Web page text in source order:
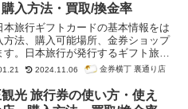
購入方法・買取/換金率
旅行ギフトカードの基本情報をは
法、購入可能場所、金券ショップ
。日本旅行が発行するギフト旅行
円、1万円の3種類ある、金券タイ
。なお、旅行券・ギフトカード共
た、日本旅行の旅行券はお釣りの
2024.11.06 金券横丁 裏通り店
光 旅行券の使い方・使え